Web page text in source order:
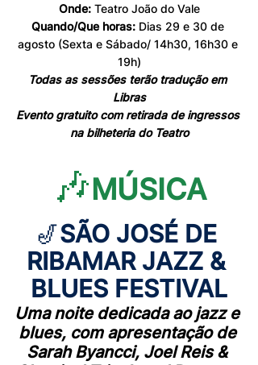
Onde: Teatro João do Vale
Quando/Que horas: Dias 29 e 30 de
agosto (Sexta e Sábado/ 14h30, 16h30 e
19h)
Todas as sessões terão tradução em
Libras
Evento gratuito com retirada de ingressos
na bilheteria do Teatro
🎶MÚSICA
🎷SÃO JOSÉ DE
RIBAMAR JAZZ &
BLUES FESTIVAL
Uma noite dedicada ao jazz e
blues, com apresentação de
Sarah Byancci, Joel Reis &